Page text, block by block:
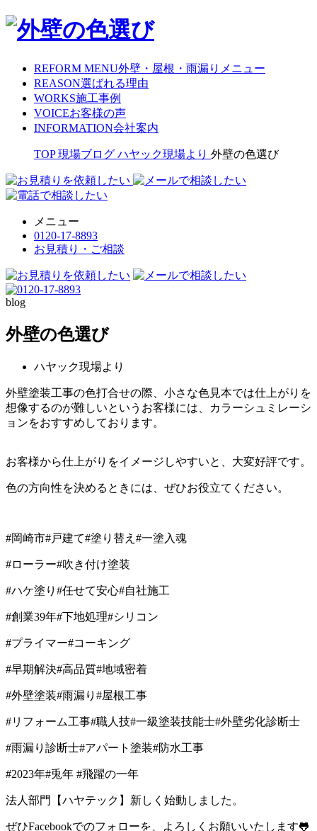
REFORM MENU外壁・屋根・雨漏りメニュー
REASON選ばれる理由
WORKS施工事例
VOICEお客様の声
INFORMATION会社案内
TOP 現場ブログ ハヤック現場より 外壁の色選び
メニュー
0120-17-8893
お見積り・ご相談
blog
外壁の色選び
ハヤック現場より
外壁塗装工事の色打合せの際、小さな色見本では仕上がりを
想像するのが難しいというお客様には、カラーシュミレーシ
ョンをおすすめしております。
お客様から仕上がりをイメージしやすいと、大変好評です。
色の方向性を決めるときには、ぜひお役立てください。
#岡崎市#戸建て#塗り替え #一塗入魂
#ローラー#吹き付け塗装
#ハケ塗り #任せて安心#自社施工
#創業39年#下地処理#シリコン
#プライマー#コーキング
#早期解決#高品質#地域密着
#外壁塗装#雨漏り #屋根工事
#リフォーム工事#職人技#一級塗装技能士#外壁劣化診断士
#雨漏り診断士#アパート塗装#防水工事
#2023年#兎年 #飛躍の一年
法人部門【ハヤテック】新しく始動しました。
ぜひFacebookでのフォローを、よろしくお願いいたします🐸